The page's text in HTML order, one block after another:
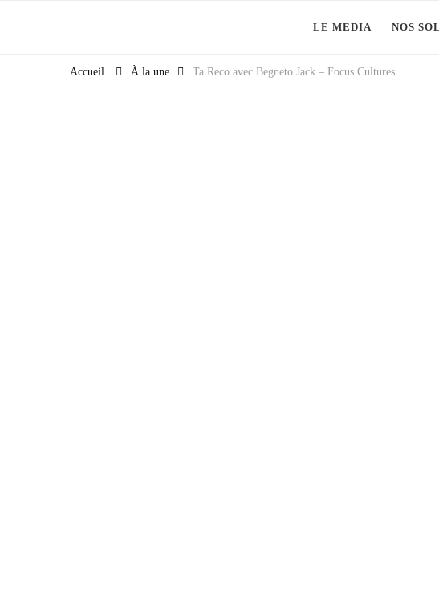
LE MEDIA NOS
Accueil À la une Ta Reco avec Begneto Jack – Focus Cultures